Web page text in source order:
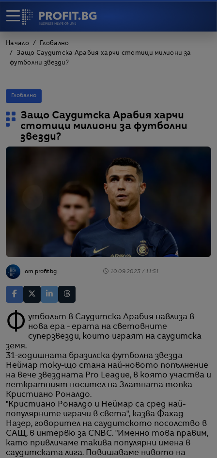
Начало
Глобално
Защо Саудитска Арабия харчи стотици милиони за
футболни звезди?
Глобално
Защо Саудитска Арабия харчи
стотици милиони за футболни
звезди?
от profit.bg 10.09.2023 / 11:51
Футболът в Саудитска Арабия навлиза в нова ера - ерата на световните
суперзвезди, които играят на саудитска
земя.
31-годишната бразилска футболна звезда
Неймар току-що стана най-новото попълнение
на вече звездната Pro League, в която участва и
петкратният носител на Златната топка
Кристиано Роналдо.
"Кристиано Роналдо и Неймар са сред най-
популярните играчи в света", казва Фахад
Назер, говорител на саудитското посолство в
САЩ, в интервю за CNBC. "Именно това правим,
като привличаме такива популярни имена в
саудитската лига. Повишаваме нивото на